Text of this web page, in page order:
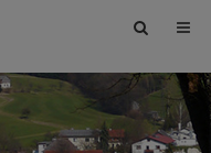
Site
toggle